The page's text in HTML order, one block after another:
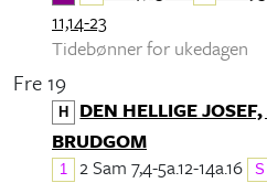
11,14-23
Tidebønner for ukedagen
Fre 19
H
DEN HELLIGE
BRUDGOM
1 2 Sam 7,4-5a.12-14a.16 S